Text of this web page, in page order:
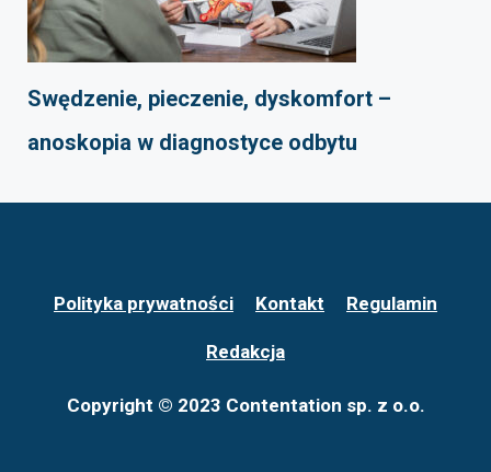
Swędzenie, pieczenie, dyskomfort –
anoskopia w diagnostyce odbytu
Polityka prywatności Kontakt Regulamin
Redakcja
Copyright © 2023 Contentation sp. z o.o.